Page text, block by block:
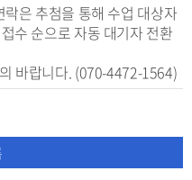
은 추첨을 통해 수업 대상자
수 순으로 자동 대기자 전환
바랍니다. (070-4472-1564)